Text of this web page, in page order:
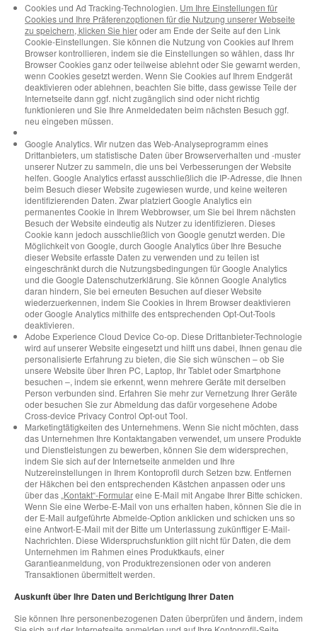
Cookies und Ad Tracking-Technologien. Um Ihre Einstellungen für
Cookies und Ihre Präferenzoptionen für die Nutzung unserer Webseite
zu speichern, klicken Sie hieroder am Ende der Seite auf den Link
Cookie-Einstellungen. Sie können die Nutzung von Cookies auf Ihrem
Browser kontrollieren, indem sie die Einstellungen so wählen, dass Ihr
Browser Cookies ganz oder teilweise ablehnt oder Sie gewarnt werden,
wenn Cookies gesetzt werden. Wenn Sie Cookies auf Ihrem Endgerät
deaktivieren oder ablehnen, beachten Sie bitte, dass gewisse Teile der
Internetseite dann ggf. nicht zugänglich sind oder nicht richtig
funktionieren und Sie Ihre Anmeldedaten beim nächsten Besuch ggf.
neu eingeben müssen.
Google Analytics. Wir nutzen das Web-Analyseprogramm eines
Drittanbieters, um statistische Daten über Browserverhalten und -muster
unserer Nutzer zu sammeln, die uns bei Verbesserungen der Website
helfen. Google Analytics erfasst ausschließlich die IP-Adresse, die Ihnen
beim Besuch dieser Website zugewiesen wurde, und keine weiteren
identifizierenden Daten. Zwar platziert Google Analytics ein
permanentes Cookie in Ihrem Webbrowser, um Sie bei Ihrem nächsten
Besuch der Website eindeutig als Nutzer zu identifizieren. Dieses
Cookie kann jedoch ausschließlich von Google genutzt werden. Die
Möglichkeit von Google, durch Google Analytics über Ihre Besuche
dieser Website erfasste Daten zu verwenden und zu teilen ist
eingeschränkt durch die Nutzungsbedingungen für Google Analytics
und die Google Datenschutzerklärung. Sie können Google Analytics
daran hindern, Sie bei erneuten Besuchen auf dieser Website
wiederzuerkennen, indem Sie Cookies in Ihrem Browser deaktivieren
oder Google Analytics mithilfe des entsprechenden Opt-Out-Tools
deaktivieren.
Adobe Experience Cloud Device Co-op. Diese Drittanbieter-Technologie
wird auf unserer Website eingesetzt und hilft uns dabei, Ihnen genau die
personalisierte Erfahrung zu bieten, die Sie sich wünschen – ob Sie
unsere Website über Ihren PC, Laptop, Ihr Tablet oder Smartphone
besuchen –, indem sie erkennt, wenn mehrere Geräte mit derselben
Person verbunden sind. Erfahren Sie mehr zur Vernetzung Ihrer Geräte
oder besuchen Sie zur Abmeldung das dafür vorgesehene Adobe
Cross-device Privacy Control Opt-out Tool.
Marketingtätigkeiten des Unternehmens. Wenn Sie nicht möchten, dass
das Unternehmen Ihre Kontaktangaben verwendet, um unsere Produkte
und Dienstleistungen zu bewerben, können Sie dem widersprechen,
indem Sie sich auf der Internetseite anmelden und Ihre
Nutzereinstellungen in Ihrem Kontoprofil durch Setzen bzw. Entfernen
der Häkchen bei den entsprechenden Kästchen anpassen oder uns
über das „Kontakt“-Formulareine E-Mail mit Angabe Ihrer Bitte schicken.
Wenn Sie eine Werbe-E-Mail von uns erhalten haben, können Sie die in
der E-Mail aufgeführte Abmelde-Option anklicken und schicken uns so
eine Antwort-E-Mail mit der Bitte um Unterlassung zukünftiger E-Mail-
Nachrichten. Diese Widerspruchsfunktion gilt nicht für Daten, die dem
Unternehmen im Rahmen eines Produktkaufs, einer
Garantieanmeldung, von Produktrezensionen oder von anderen
Transaktionen übermittelt werden.
Auskunft über Ihre Daten und Berichtigung Ihrer Daten
Sie können Ihre personenbezogenen Daten überprüfen und ändern, indem